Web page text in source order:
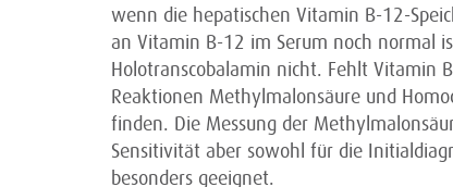
wenn die hepatischen Vitamin B-12-
an Vitamin B-12 im Serum noch normal
Holotranscobalamin nicht. Fehlt Vitamin
Reaktionen Methylmalonsäure und
finden. Die Messung der
Sensitivität aber sowohl für die
besonders geeignet.